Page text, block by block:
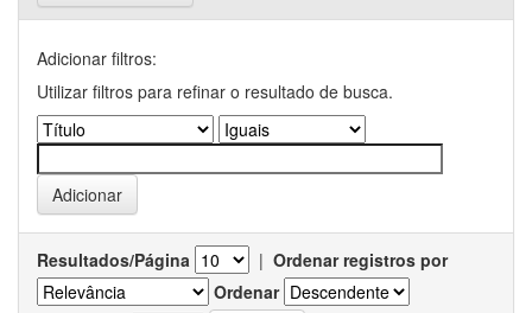
Adicionar filtros:
Utilizar filtros para refinar o resultado de busca.
Resultados/Página | Ordenar registros por
Ordenar